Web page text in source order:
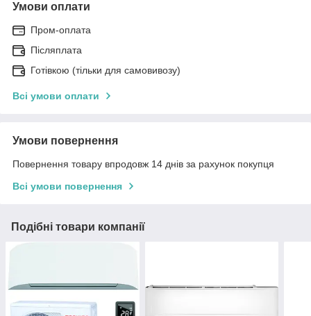
Умови оплати
Пром-оплата
Післяплата
Готівкою (тільки для самовивозу)
Всі умови оплати
Умови повернення
Повернення товару впродовж 14 днів за рахунок покупця
Всі умови повернення
Подібні товари компанії